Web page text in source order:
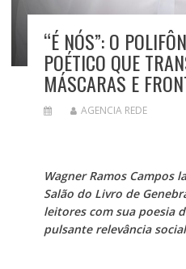
“É NÓS”: O
POÉTICO QUE
MÁSCARAS E
AGENCIA REDE
Wagner Ramos Campos
Salão do Livro de
leitores com sua poesia
pulsante relevância